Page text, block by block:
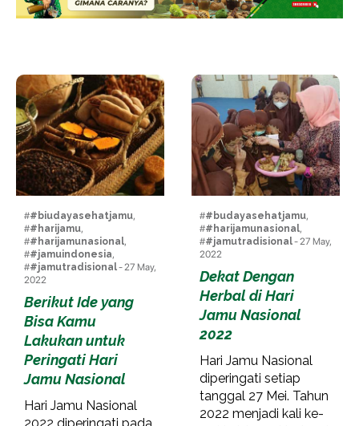
##biudayasehatjamu,
##harijamu,
##harijamunasional,
##jamuindonesia,
##jamutradisional- 27 May,
2022
Berikut Ide yang
Bisa Kamu
Lakukan untuk
Peringati Hari
Jamu Nasional
Hari Jamu Nasional
##budayasehatjamu,
##harijamunasional,
##jamutradisional- 27 May,
2022
Dekat Dengan
Herbal di Hari
Jamu Nasional
2022
Hari Jamu Nasional
diperingati setiap
tanggal 27 Mei. Tahun
2022 menjadi kali ke-